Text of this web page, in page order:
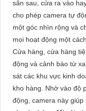
sân sau, cửa ra vào
cho phép camera tự
một góc nhìn rộng và
mọi hoạt động một
Cửa hàng, cửa hàng
động và cảnh báo từ
sát các khu vực kinh
kho hàng. Nhờ vào độ
động, camera này